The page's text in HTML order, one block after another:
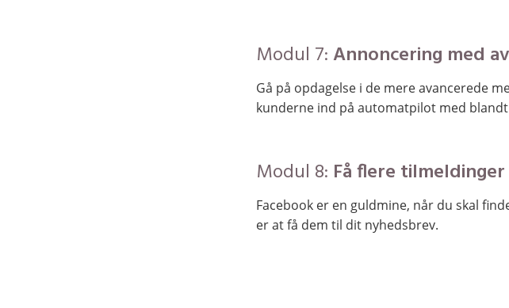
Modul 7:Annoncering med
Gå på opdagelse i de mere avancerede
kunderne ind på automatpilot med
Modul 8: Få flere
Facebook er en guldmine, når du skal
er at få dem til dit nyhedsbrev.